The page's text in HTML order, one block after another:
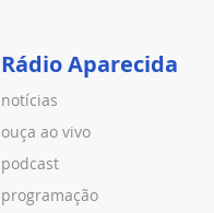
Rádio Aparecida
notícias
ouça ao vivo
podcast
programação